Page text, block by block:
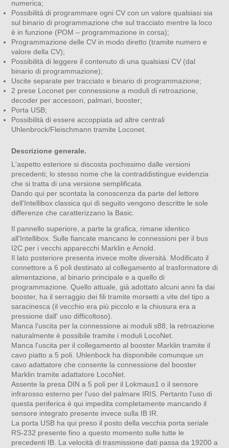
numerica;
Possibilità di programmare ogni CV con un valore qualsiasi sia
sul binario di programmazione che sul tracciato mentre la loco
è in funzione (POM – programmazione in corsa);
Programmazione delle CV in modo diretto (tramite numero e
valore della CV);
Possibilità di leggere il contenuto di una qualsiasi CV (dal
binario di programmazione);
Uscite separate per tracciato e binario di programmazione;
2 prese Loconet per connessione a moduli di retroazione,
decoder per accessori, palmari, booster;
Porta USB;
Possibilità di essere accoppiata ad altre centrali
Uhlenbrock/Fleischmann tramite Loconet.
Descrizione generale.
L'aspetto esteriore si discosta pochissimo dalle versioni
precedenti; lo stesso nome che la contraddistingue evidenzia
che si tratta di una versione semplificata.
Dando qui per scontata la conoscenza da parte del lettore
dell'Intellibox classica qui di seguito vengono descritte le sole
differenze che caratterizzano la Basic.
Il pannello superiore, a parte la grafica, rimane identico
all'Intellibox. Sulle fiancate mancano le connessioni per il bus
I2C per i vecchi apparecchi Marklin e Arnold.
Il lato posteriore presenta invece molte diversità. Modificato il
connettore a 6 poli destinato al collegamento al trasformatore di
alimentazione, al binario principale e a quello di
programmazione. Quello attuale, già adottato alcuni anni fa dai
booster, ha il serraggio dei fili tramite morsetti a vite del tipo a
saracinesca (il vecchio era più piccolo e la chiusura era a
pressione dall' uso difficoltoso).
Manca l'uscita per la connessione ai moduli s88; la retroazione
naturalmente è possibile tramite i moduli LocoNet.
Manca l'uscita per il collegamento al booster Marklin tramite il
cavo piatto a 5 poli. Uhlenbock ha disponibile comunque un
cavo adattatore che consente la connessione del booster
Marklin tramite adattatore LocoNet.
Assente la presa DIN a 5 poli per il Lokmaus1 o il sensore
infrarosso esterno per l'uso del palmare IRIS. Pertanto l'uso di
questa periferica è qui impedita completamente mancando il
sensore integrato presente invece sulla IB IR.
La porta USB ha qui preso il posto della vecchia porta seriale
RS-232 presente fino a questo momento sulle tutte le
precedenti IB. La velocità di trasmissione dati passa da 19200 a